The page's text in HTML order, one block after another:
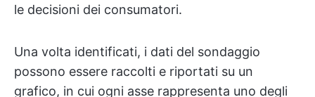
le decisioni dei consumatori.
Una volta identificati, i dati del sondaggio
possono essere raccolti e riportati su un
grafico, in cui ogni asse rappresenta uno degli